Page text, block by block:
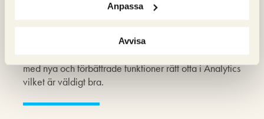
Anpassa
Avvisa
Analytics även till dem som är lite av nybörjare. Du får en
med nya och förbättrade funktioner rätt ofta i Analytics
vilket är väldigt bra.